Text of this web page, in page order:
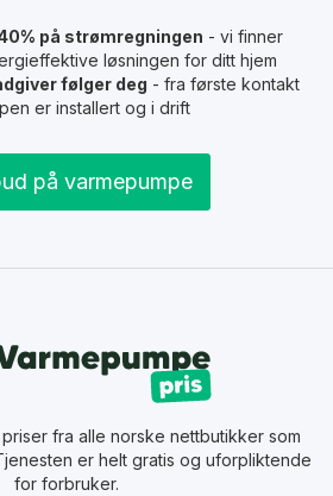
på strømregningen - vi finner
løsningen for ditt hjem
følger deg - fra første kontakt
er installert og i drift
på varmepumpe
fra alle norske nettbutikker som
er helt gratis og uforpliktende
for forbruker.